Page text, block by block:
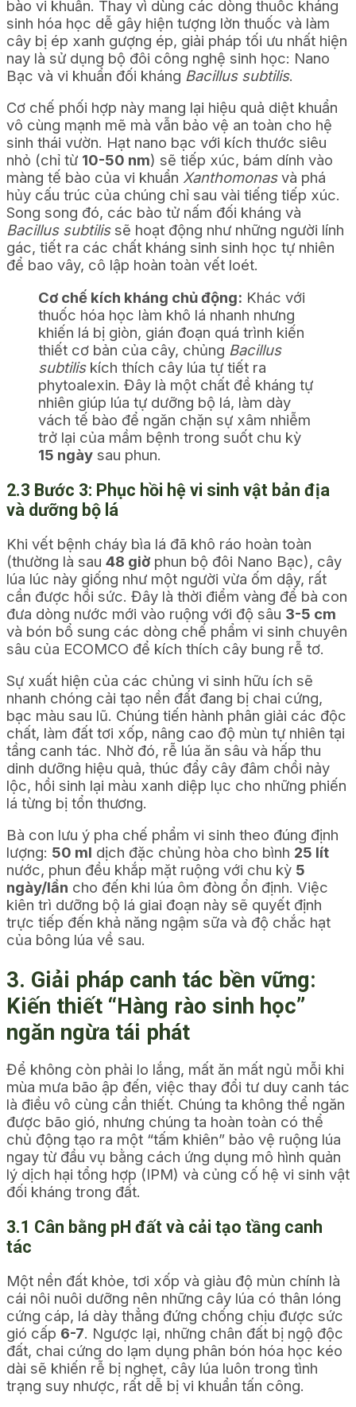
bào vi khuẩn. Thay vì dùng các dòng thuốc kháng
sinh hóa học dễ gây hiện tượng lờn thuốc và làm
cây bị ép xanh gượng ép, giải pháp tối ưu nhất hiện
nay là sử dụng bộ đôi công nghệ sinh học: Nano
Bạc và vi khuẩn đối kháng Bacillus subtilis.
Cơ chế phối hợp này mang lại hiệu quả diệt khuẩn
vô cùng mạnh mẽ mà vẫn bảo vệ an toàn cho hệ
sinh thái vườn. Hạt nano bạc với kích thước siêu
nhỏ (chỉ từ 10-50 nm) sẽ tiếp xúc, bám dính vào
màng tế bào của vi khuẩn Xanthomonasvà phá
hủy cấu trúc của chúng chỉ sau vài tiếng tiếp xúc.
Song song đó, các bào tử nấm đối kháng và
Bacillus subtilissẽ hoạt động như những người lính
gác, tiết ra các chất kháng sinh sinh học tự nhiên
để bao vây, cô lập hoàn toàn vết loét.
Cơ chế kích kháng chủ động: Khác với
thuốc hóa học làm khô lá nhanh nhưng
khiến lá bị giòn, gián đoạn quá trình kiến
thiết cơ bản của cây, chủng Bacillus
subtiliskích thích cây lúa tự tiết ra
phytoalexin. Đây là một chất đề kháng tự
nhiên giúp lúa tự dưỡng bộ lá, làm dày
vách tế bào để ngăn chặn sự xâm nhiễm
trở lại của mầm bệnh trong suốt chu kỳ
15 ngày sau phun.
2.3 Bước 3: Phục hồi hệ vi sinh vật bản địa
và dưỡng bộ lá
Khi vết bệnh cháy bìa lá đã khô ráo hoàn toàn
(thường là sau 48 giờ phun bộ đôi Nano Bạc), cây
lúa lúc này giống như một người vừa ốm dậy, rất
cần được hồi sức. Đây là thời điểm vàng để bà con
đưa dòng nước mới vào ruộng với độ sâu 3-5 cm
và bón bổ sung các dòng chế phẩm vi sinh chuyên
sâu của ECOMCO để kích thích cây bung rễ tơ.
Sự xuất hiện của các chủng vi sinh hữu ích sẽ
nhanh chóng cải tạo nền đất đang bị chai cứng,
bạc màu sau lũ. Chúng tiến hành phân giải các độc
chất, làm đất tơi xốp, nâng cao độ mùn tự nhiên tại
tầng canh tác. Nhờ đó, rễ lúa ăn sâu và hấp thu
dinh dưỡng hiệu quả, thúc đẩy cây đâm chồi nảy
lộc, hồi sinh lại màu xanh diệp lục cho những phiến
lá từng bị tổn thương.
Bà con lưu ý pha chế phẩm vi sinh theo đúng định
lượng: 50 ml dịch đặc chủng hòa cho bình 25 lít
nước, phun đều khắp mặt ruộng với chu kỳ 5
ngày/lần cho đến khi lúa ôm đòng ổn định. Việc
kiên trì dưỡng bộ lá giai đoạn này sẽ quyết định
trực tiếp đến khả năng ngậm sữa và độ chắc hạt
của bông lúa về sau.
3. Giải pháp canh tác bền vững:
Kiến thiết “Hàng rào sinh học”
ngăn ngừa tái phát
Để không còn phải lo lắng, mất ăn mất ngủ mỗi khi
mùa mưa bão ập đến, việc thay đổi tư duy canh tác
là điều vô cùng cần thiết. Chúng ta không thể ngăn
được bão gió, nhưng chúng ta hoàn toàn có thể
chủ động tạo ra một “tấm khiên” bảo vệ ruộng lúa
ngay từ đầu vụ bằng cách ứng dụng mô hình quản
lý dịch hại tổng hợp (IPM) và củng cố hệ vi sinh vật
đối kháng trong đất.
3.1 Cân bằng pH đất và cải tạo tầng canh
tác
Một nền đất khỏe, tơi xốp và giàu độ mùn chính là
cái nôi nuôi dưỡng nên những cây lúa có thân lóng
cứng cáp, lá dày thẳng đứng chống chịu được sức
gió cấp 6-7. Ngược lại, những chân đất bị ngộ độc
đất, chai cứng do lạm dụng phân bón hóa học kéo
dài sẽ khiến rễ bị nghẹt, cây lúa luôn trong tình
trạng suy nhược, rất dễ bị vi khuẩn tấn công.